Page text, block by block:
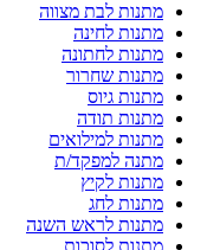
מתנות לבת מצווה
מתנות לחינה
מתנות לחתונה
מתנות שחרור
מתנות גיוס
מתנות תודה
מתנות למילואים
מתנה למפקד/ת
מתנות לקיץ
מתנות לחג
מתנות לראש השנה
מתנות לסוכות